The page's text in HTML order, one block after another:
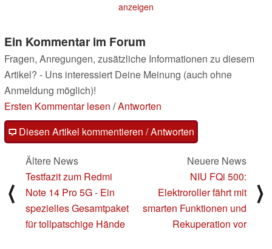
anzeigen
Ein Kommentar im Forum
Fragen, Anregungen, zusätzliche Informationen zu diesem
Artikel? - Uns interessiert Deine Meinung (auch ohne
Anmeldung möglich)!
Ersten Kommentar lesen /Antworten
Diesen Artikel kommentieren / Antworten
⟨
Ältere News
Testfazit zum Redmi
Note 14 Pro 5G - Ein
spezielles Gesamtpaket
für tollpatschige Hände
Neuere News
NIU FQi 500:
Elektroroller fährt mit
smarten Funktionen und
Rekuperation vor
⟩